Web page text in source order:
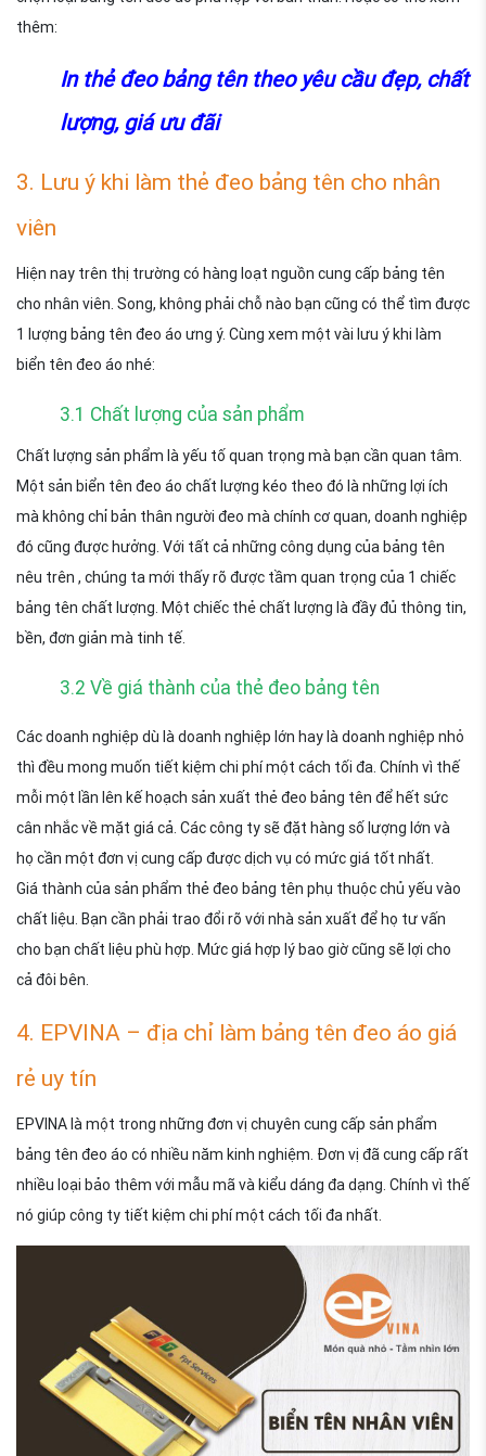
thêm:
In thẻ đeo bảng tên theo yêu cầu đẹp, chất
lượng, giá ưu đãi
3. Lưu ý khi làm thẻ đeo bảng tên cho nhân
viên
Hiện nay trên thị trường có hàng loạt nguồn cung cấp bảng tên
cho nhân viên. Song, không phải chỗ nào bạn cũng có thể tìm được
1 lượng bảng tên đeo áo ưng ý. Cùng xem một vài lưu ý khi làm
biển tên đeo áo nhé:
3.1 Chất lượng của sản phẩm
Chất lượng sản phẩm là yếu tố quan trọng mà bạn cần quan tâm.
Một sản biển tên đeo áo chất lượng kéo theo đó là những lợi ích
mà không chỉ bản thân người đeo mà chính cơ quan, doanh nghiệp
đó cũng được hưởng. Với tất cả những công dụng của bảng tên
nêu trên , chúng ta mới thấy rõ được tầm quan trọng của 1 chiếc
bảng tên chất lượng. Một chiếc thẻ chất lượng là đầy đủ thông tin,
bền, đơn giản mà tinh tế.
3.2 Về giá thành của thẻ đeo bảng tên
Các doanh nghiệp dù là doanh nghiệp lớn hay là doanh nghiệp nhỏ
thì đều mong muốn tiết kiệm chi phí một cách tối đa. Chính vì thế
mỗi một lần lên kế hoạch sản xuất thẻ đeo bảng tên để hết sức
cân nhắc về mặt giá cả. Các công ty sẽ đặt hàng số lượng lớn và
họ cần một đơn vị cung cấp được dịch vụ có mức giá tốt nhất.
Giá thành của sản phẩm thẻ đeo bảng tên phụ thuộc chủ yếu vào
chất liệu. Bạn cần phải trao đổi rõ với nhà sản xuất để họ tư vấn
cho bạn chất liệu phù hợp. Mức giá hợp lý bao giờ cũng sẽ lợi cho
cả đôi bên.
4. EPVINA – địa chỉ làm bảng tên đeo áo giá
rẻ uy tín
EPVINA là một trong những đơn vị chuyên cung cấp sản phẩm
bảng tên đeo áo có nhiều năm kinh nghiệm. Đơn vị đã cung cấp rất
nhiều loại bảo thêm với mẫu mã và kiểu dáng đa dạng. Chính vì thế
nó giúp công ty tiết kiệm chi phí một cách tối đa nhất.